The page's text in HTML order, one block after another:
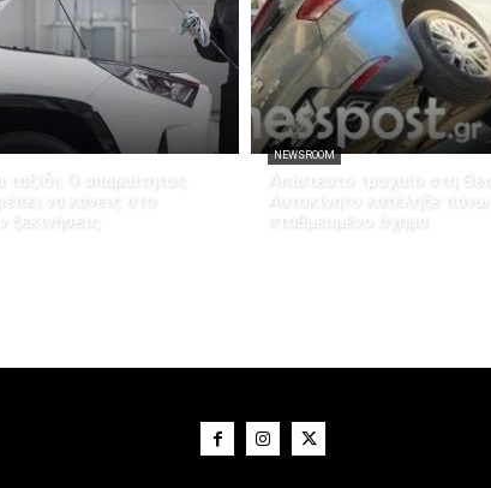
ταξίδι; Ο απαραίτητος
να κάνεις στο
ξεκινήσεις
NEWSROOM
Απίστευτο τροχαίο στη
Αυτοκίνητο κατέληξε πάνω
σταθμευμένο όχημα